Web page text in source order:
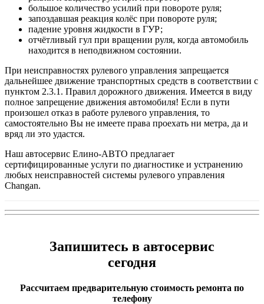
большое количество усилий при повороте руля;
запоздавшая реакция колёс при повороте руля;
падение уровня жидкости в ГУР;
отчётливый гул при вращении руля, когда автомобиль
находится в неподвижном состоянии.
При неисправностях рулевого управления запрещается
дальнейшее движение транспортных средств в соответствии с
пунктом 2.3.1. Правил дорожного движения. Имеется в виду
полное запрещение движения автомобиля! Если в пути
произошел отказ в работе рулевого управления, то
самостоятельно Вы не имеете права проехать ни метра, да и
вряд ли это удастся.
Наш автосервис Елино-АВТО предлагает
сертифицированные услуги по диагностике и устранению
любых неисправностей системы рулевого управления
Changan.
Запишитесь в автосервис
сегодня
Рассчитаем предварительную стоимость ремонта по
телефону